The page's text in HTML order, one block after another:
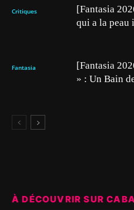
Critiques
[Fantasia
qui a la peau
Fantasia
[Fantasia
» : Un Bain
À DÉCOUVRIR SUR